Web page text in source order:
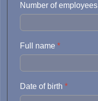
Number of employees
Full name *
Date of birth *